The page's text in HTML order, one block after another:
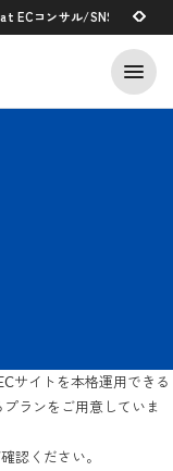
サル/SNSマーケティング支
2026.07.29
サイトを本格運用できる
ランをご用意していま
認ください。